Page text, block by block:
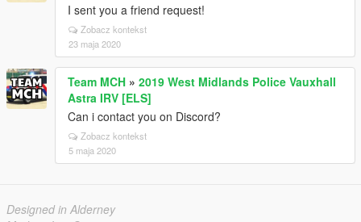
I sent you a friend request!
Zobacz kontekst
23 maja 2020
Team MCH » 2019 West Midlands Police Vauxhall
Astra IRV [ELS]
Can i contact you on Discord?
Zobacz kontekst
5 maja 2020
Designed in Alderney